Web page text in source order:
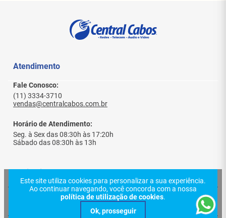
Este site utiliza cookies para personalizar a sua experiência.
Ao continuar navegando, você concorda com a nossa
política de utilização de cookies.
Atendimento
Fale Conosco:
(11) 3334-3710
vendas@centralcabos.com.br
Horário de Atendimento:
Seg. à Sex das 08:30h às 17:20h
Sábado das 08:30h às 13h
Institucional
Ajuda e Suporte